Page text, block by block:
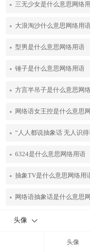
三无少女是什么意思网络
大浪淘沙什么意思网络用
型男是什么意思网络用语
锤子是什么意思网络用语
方言半吊子是什么意思网
网络语女王控是什么意思
“人人都说抽象话 无人识
6324是什么意思网络用语
抽象TV是什么意思网络用
网络语抽象话是什么意思
头像
头像